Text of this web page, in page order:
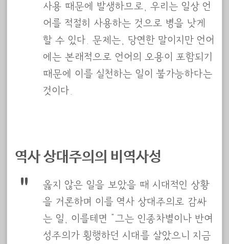
사용 때문에 발생하므로, 우리는 일상 언
어를 적절히 사용하는 것으로 병을 낫게
할 수 있다. 문제는, 당연한 말이지만 언어
에는 본래적으로 언어의 오용이 포함되기
때문에 이를 실천하는 일이 불가능하다는
것이다.
역사 상대주의의 비역사성
옳지 않은 일을 보았을 때 시대적인 상황
을 거론하며 이를 역사 상대주의로 감싸
는 일, 이를테면 “그는 인종차별이나 반여
성주의가 횡행하던 시대를 살았으니 지금